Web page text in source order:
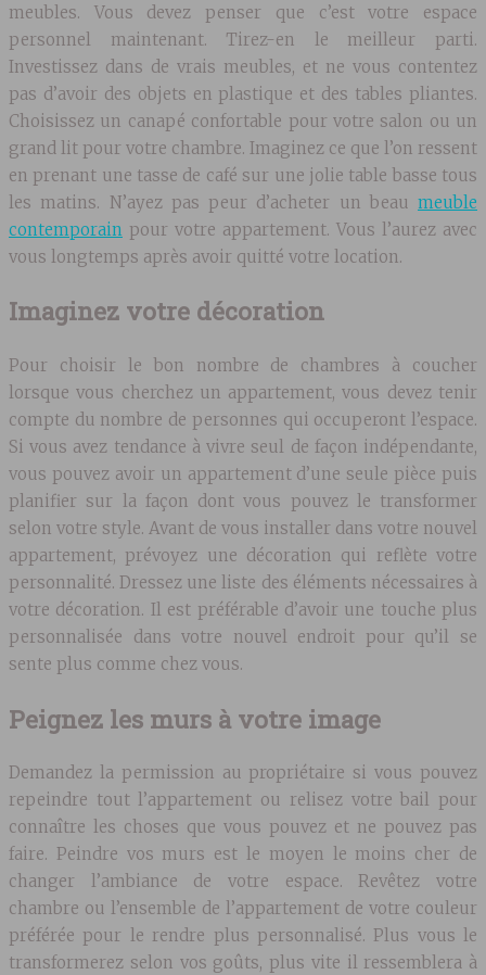
meubles. Vous devez penser que c’est votre espace
personnel maintenant. Tirez-en le meilleur parti.
Investissez dans de vrais meubles, et ne vous contentez
pas d’avoir des objets en plastique et des tables pliantes.
Choisissez un canapé confortable pour votre salon ou un
grand lit pour votre chambre. Imaginez ce que l’on ressent
en prenant une tasse de café sur une jolie table basse tous
les matins. N’ayez pas peur d’acheter un beau meuble
contemporain pour votre appartement. Vous l’aurez avec
vous longtemps après avoir quitté votre location.
Imaginez votre décoration
Pour choisir le bon nombre de chambres à coucher
lorsque vous cherchez un appartement, vous devez tenir
compte du nombre de personnes qui occuperont l’espace.
Si vous avez tendance à vivre seul de façon indépendante,
vous pouvez avoir un appartement d’une seule pièce puis
planifier sur la façon dont vous pouvez le transformer
selon votre style. Avant de vous installer dans votre nouvel
appartement, prévoyez une décoration qui reflète votre
personnalité. Dressez une liste des éléments nécessaires à
votre décoration. Il est préférable d’avoir une touche plus
personnalisée dans votre nouvel endroit pour qu’il se
sente plus comme chez vous.
Peignez les murs à votre image
Demandez la permission au propriétaire si vous pouvez
repeindre tout l’appartement ou relisez votre bail pour
connaître les choses que vous pouvez et ne pouvez pas
faire. Peindre vos murs est le moyen le moins cher de
changer l’ambiance de votre espace. Revêtez votre
chambre ou l’ensemble de l’appartement de votre couleur
préférée pour le rendre plus personnalisé. Plus vous le
transformerez selon vos goûts, plus vite il ressemblera à